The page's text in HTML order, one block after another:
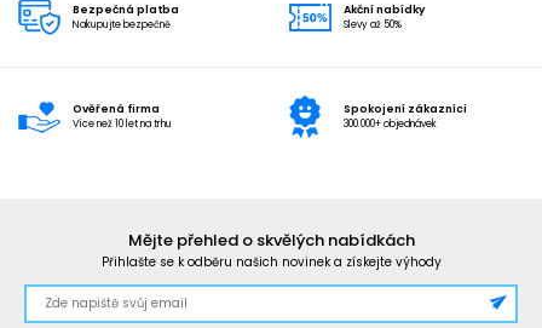
Bezpečná platba
Nakupujte bezpečně
Akční nabídky
Slevy až 50%
Ověřená firma
Více než 10 let na trhu
Spokojení zákazníci
300 000+ objednávek
Mějte přehled o skvělých nabídkách
Přihlašte se k odběru našich novinek a získejte výhody